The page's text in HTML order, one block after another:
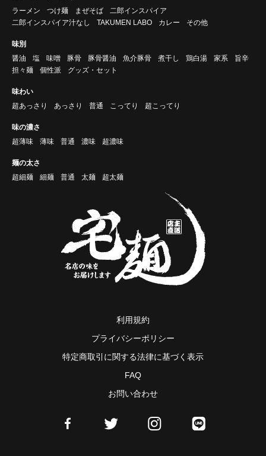
ラーメン
つけ麺 まぜそば
二郎インスパイア
二郎インスパイア汁なし
TAKUMEN LABO カレー その他
味別
醤油
塩 味噌 豚骨 豚骨醤油 魚介豚骨 煮干し 鶏白湯 家系
旨辛
担々麺
個性派 グッズ・セット
味わい
超あっさり
あっさり 普通 こってり 超こってり
味の濃さ
超薄味
薄味 普通 濃味 超濃味
麺の太さ
超細麺
細麺 普通 太麺 超太麺
利用規約
プライバシーポリシー
特定商取引に関する法律に基づく表示
FAQ
お問い合わせ